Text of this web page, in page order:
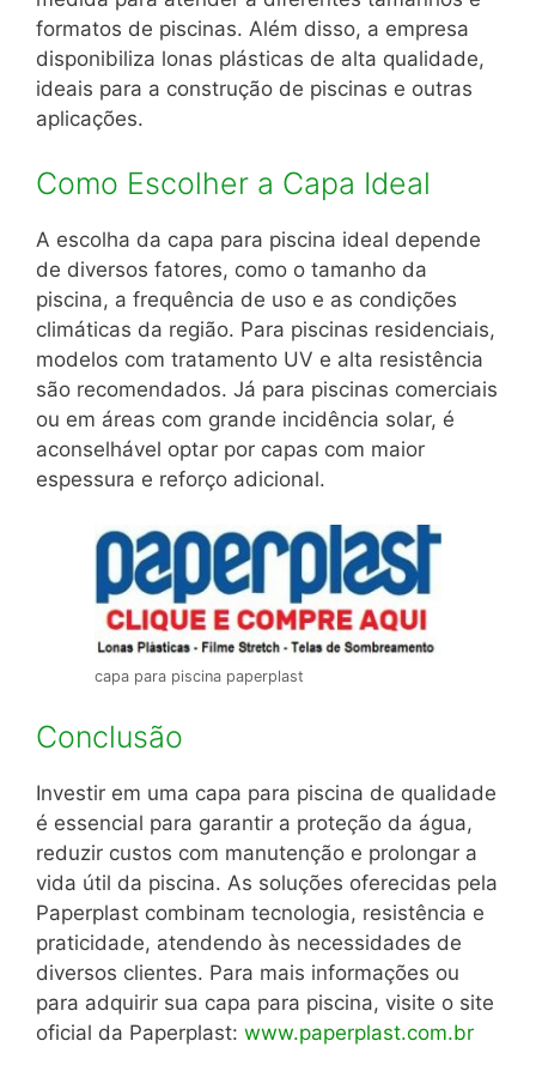
formatos de piscinas. Além disso, a empresa
disponibiliza lonas plásticas de alta qualidade,
ideais para a construção de piscinas e outras
aplicações.
Como Escolher a Capa Ideal
A escolha da capa para piscina ideal depende
de diversos fatores, como o tamanho da
piscina, a frequência de uso e as condições
climáticas da região. Para piscinas residenciais,
modelos com tratamento UV e alta resistência
são recomendados. Já para piscinas comerciais
ou em áreas com grande incidência solar, é
aconselhável optar por capas com maior
espessura e reforço adicional.
capa para piscina paperplast
Conclusão
Investir em uma capa para piscina de qualidade
é essencial para garantir a proteção da água,
reduzir custos com manutenção e prolongar a
vida útil da piscina. As soluções oferecidas pela
Paperplast combinam tecnologia, resistência e
praticidade, atendendo às necessidades de
diversos clientes. Para mais informações ou
para adquirir sua capa para piscina, visite o site
oficial da Paperplast: www.paperplast.com.br